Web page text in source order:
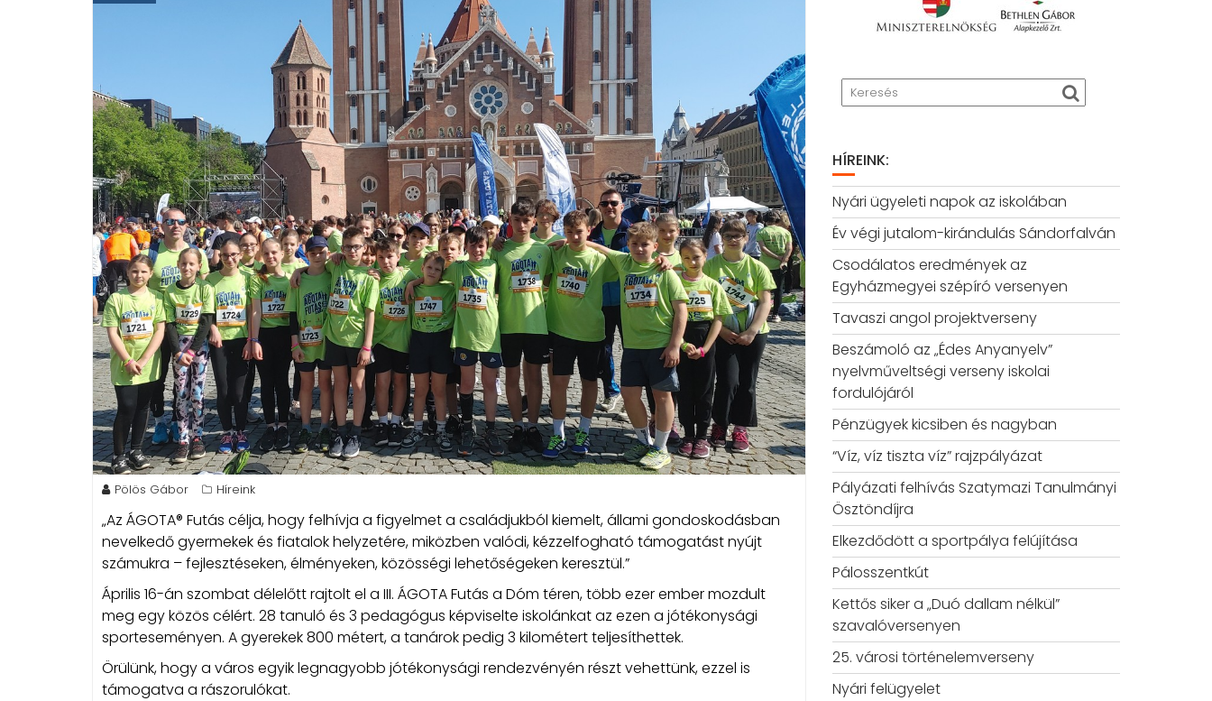
Pölös Gábor Híreink
„Az ÁGOTA® Futás célja, hogy felhívja a figyelmet a családjukból kiemelt, állami gondoskodásban
nevelkedő gyermekek és fiatalok helyzetére, miközben valódi, kézzelfogható támogatást nyújt
számukra – fejlesztéseken, élményeken, közösségi lehetőségeken keresztül.”
Április 16-án szombat délelőtt rajtolt el a III. ÁGOTA Futás a Dóm téren, több ezer ember mozdult
meg egy közös célért. 28 tanuló és 3 pedagógus képviselte iskolánkat az ezen a jótékonysági
sporteseményen. A gyerekek 800 métert, a tanárok pedig 3 kilométert teljesíthettek.
Örülünk, hogy a város egyik legnagyobb jótékonysági rendezvényén részt vehettünk, ezzel is
támogatva a rászorulókat.
HÍREINK:
Nyári ügyeleti napok az iskolában
Év végi jutalom-kirándulás Sándorfalván
Csodálatos eredmények az
Egyházmegyei szépíró versenyen
Tavaszi angol projektverseny
Beszámoló az „Édes Anyanyelv”
nyelvműveltségi verseny iskolai
fordulójáról
Pénzügyek kicsiben és nagyban
“Víz, víz tiszta víz” rajzpályázat
Pályázati felhívás Szatymazi Tanulmányi
Ösztöndíjra
Elkezdődött a sportpálya felújítása
Pálosszentkút
Kettős siker a „Duó dallam nélkül”
szavalóversenyen
25. városi történelemverseny
Nyári felügyelet